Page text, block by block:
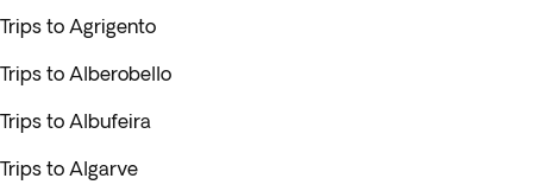
Trips to Agrigento
Trips to Alberobello
Trips to Albufeira
Trips to Algarve